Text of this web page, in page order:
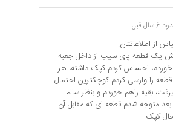
سال قبل
از اطلاعاتتان.
یک قطعه پای سیب از داخل جعبه
احساس کردم کپک داشته، هر
را وارسی کردم کوچکترین احتمال
بقیه راهم خوردم و بنظر سالم
بعد متوجه شدم قطعه ای که مقابل آن
کپک...